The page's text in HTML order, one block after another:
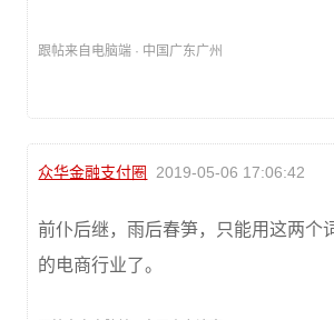
跟帖来自电脑端 · 中国广东广州
众华金融支付圈 2019-05-06 17:06:42
前仆后继，雨后春笋，只能用这两个
的电商行业了。